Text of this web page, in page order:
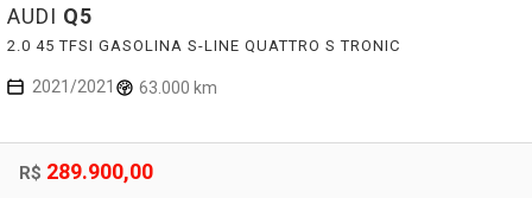
AUDI Q5
2.0 45 TFSI GASOLINA S-LINE QUATTRO S TRONIC
2021/2021 63.000 km
R$ 289.900,00